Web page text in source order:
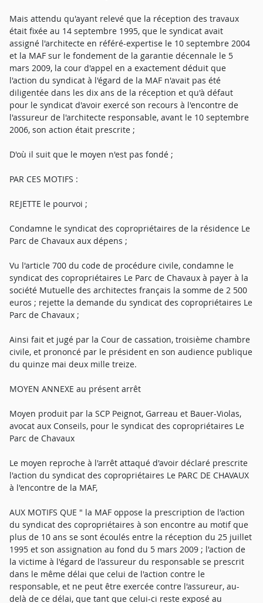
Mais attendu qu'ayant relevé que la réception des travaux
était fixée au 14 septembre 1995, que le syndicat avait
assigné l'architecte en référé-expertise le 10 septembre 2004
et la MAF sur le fondement de la garantie décennale le 5
mars 2009, la cour d'appel en a exactement déduit que
l'action du syndicat à l'égard de la MAF n'avait pas été
diligentée dans les dix ans de la réception et qu'à défaut
pour le syndicat d'avoir exercé son recours à l'encontre de
l'assureur de l'architecte responsable, avant le 10 septembre
2006, son action était prescrite ;
D'où il suit que le moyen n'est pas fondé ;
PAR CES MOTIFS :
REJETTE le pourvoi ;
Condamne le syndicat des copropriétaires de la résidence Le
Parc de Chavaux aux dépens ;
Vu l'article 700 du code de procédure civile, condamne le
syndicat des copropriétaires Le Parc de Chavaux à payer à la
société Mutuelle des architectes français la somme de 2 500
euros ; rejette la demande du syndicat des copropriétaires Le
Parc de Chavaux ;
Ainsi fait et jugé par la Cour de cassation, troisième chambre
civile, et prononcé par le président en son audience publique
du quinze mai deux mille treize.
MOYEN ANNEXE au présent arrêt
Moyen produit par la SCP Peignot, Garreau et Bauer-Violas,
avocat aux Conseils, pour le syndicat des copropriétaires Le
Parc de Chavaux
Le moyen reproche à l'arrêt attaqué d'avoir déclaré prescrite
l'action du syndicat des copropriétaires Le PARC DE CHAVAUX
à l'encontre de la MAF,
AUX MOTIFS QUE " la MAF oppose la prescription de l'action
du syndicat des copropriétaires à son encontre au motif que
plus de 10 ans se sont écoulés entre la réception du 25 juillet
1995 et son assignation au fond du 5 mars 2009 ; l'action de
la victime à l'égard de l'assureur du responsable se prescrit
dans le même délai que celui de l'action contre le
responsable, et ne peut être exercée contre l'assureur, au-
delà de ce délai, que tant que celui-ci reste exposé au